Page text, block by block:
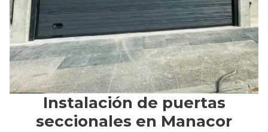
Instalación de puertas
seccionales en Manacor